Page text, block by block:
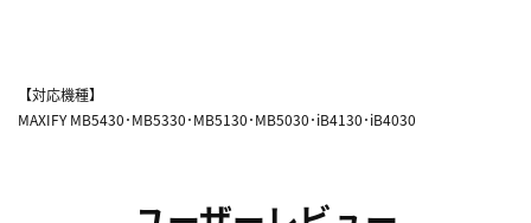
【対応機種】
MAXIFY MB5430･MB5330･MB5130･MB5030･iB4130･iB4030